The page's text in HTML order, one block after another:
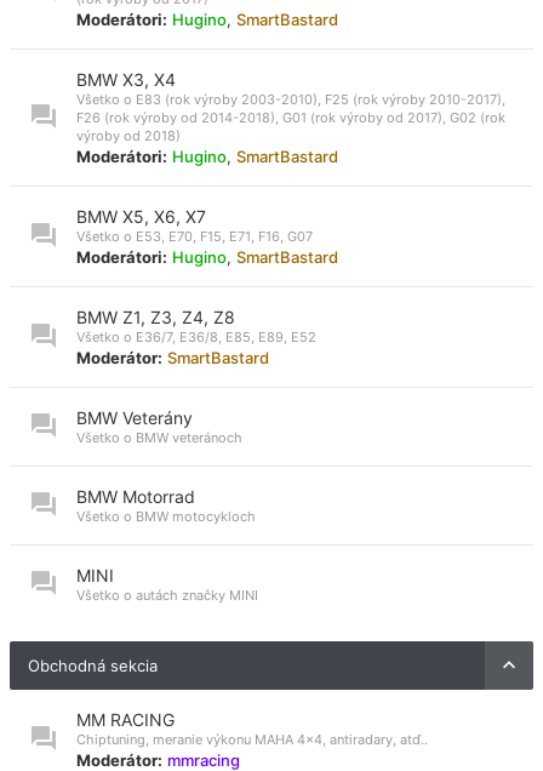
Moderátori: Hugino, SmartBastard
BMW X3, X4
Všetko o E83 (rok výroby 2003-2010), F25 (rok výroby 2010-2017),
F26 (rok výroby od 2014-2018), G01 (rok výroby od 2017), G02 (rok
výroby od 2018)
Moderátori: Hugino, SmartBastard
BMW X5, X6, X7
Všetko o E53, E70, F15, E71, F16, G07
Moderátori: Hugino, SmartBastard
BMW Z1, Z3, Z4, Z8
Všetko o E36/7, E36/8, E85, E89, E52
Moderátor: SmartBastard
BMW Veterány
Všetko o BMW veteránoch
BMW Motorrad
Všetko o BMW motocykloch
MINI
Všetko o autách značky MINI
Obchodná sekcia
MM RACING
Chiptuning, meranie výkonu MAHA 4x4, antiradary, atď..
Moderátor: mmracing